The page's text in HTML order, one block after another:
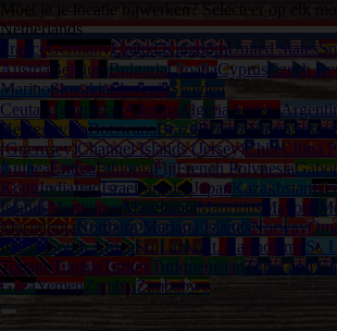
Moet je je locatie bijwerken? Selecteer op elk
Netherlands
FranceGermanyUnited KingdomUnited States
AustriaBelgiumBulgariaCroatiaCyprus Czech
MarinoSlovakiaSloveniaSweden
CeutaAfghanistanAlbania AlgeriaAngola
HerzegovinaBotswanaBrazilBritish Virgin
(Guernsey)Channel Islands (Jersey)ChileChina
GuineaEritreaEthiopiaFijiFrench Polynesia
KongIndiaIraqIsraelJamaicaJapanKazakhstan
IslandsMartiniqueMauritaniaMauritius Mayotte
Macedonia Northern Mariana Islands Norway
IslandsSouth AfricaSri Lanka St. Bartholemy St.
TobagoTunisiaTurkey Turkmenistan Turks and
GazaYemenZambiaZimbabwe